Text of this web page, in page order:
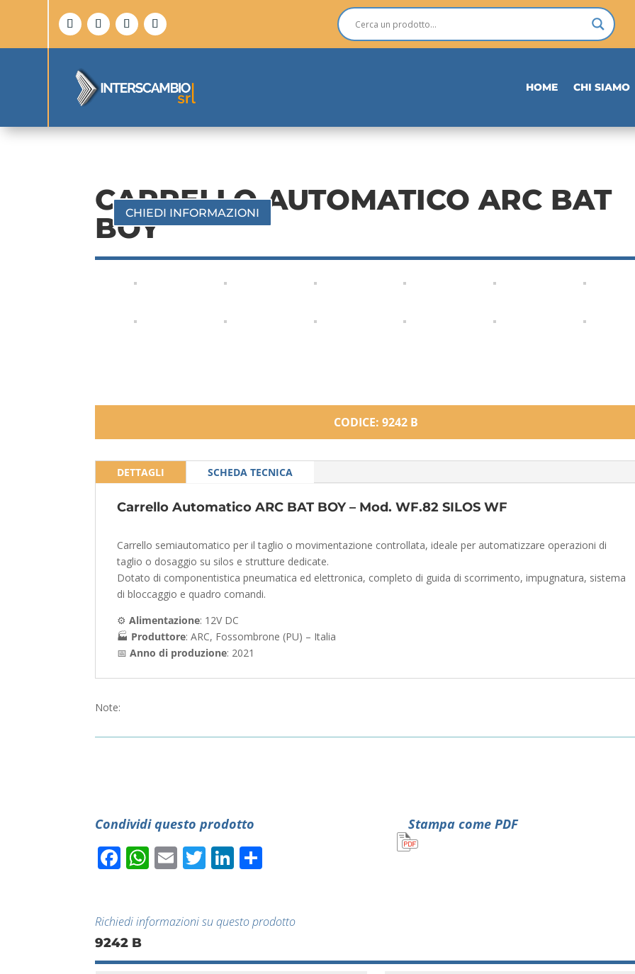
HOME CHI SIAMO
CARRELLO AUTOMATICO ARC BAT
BOY
CHIEDI INFORMAZIONI
CODICE: 9242 B
DETTAGLI SCHEDA TECNICA
Carrello Automatico ARC BAT BOY – Mod. WF.82 SILOS WF
Carrello semiautomatico per il taglio o movimentazione controllata, ideale per automatizzare operazioni di
taglio o dosaggio su silos e strutture dedicate.
Dotato di componentistica pneumatica ed elettronica, completo di guida di scorrimento, impugnatura, sistema
di bloccaggio e quadro comandi.
⚙️Alimentazione: 12V DC
🏭 Produttore: ARC, Fossombrone (PU) – Italia
📅Anno di produzione: 2021
Note:
Condividi questo prodotto
Facebook
WhatsApp
EmailTwitterLinkedIn
Stampa come PDF
Richiedi informazioni su questo prodotto
9242 B